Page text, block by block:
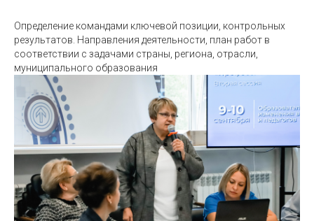
Определение командами ключевой позиции, контрольных
результатов. Направления деятельности, план работ в
соответствии с задачами страны, региона, отрасли,
муниципального образования